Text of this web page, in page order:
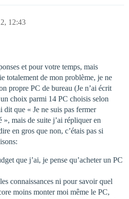
12:43
et pour votre temps, mais
totalement de mon problème, je ne
propre PC de bureau (Je n’ai écrit
choix parmi 14 PC choisis selon
dit que « Je ne suis pas fermer
», mais de suite j’ai répliquer en
en gros que non, c’étais pas si
que j’ai, je pense qu’acheter un PC
connaissances ni pour savoir quel
moins monter moi même le PC,